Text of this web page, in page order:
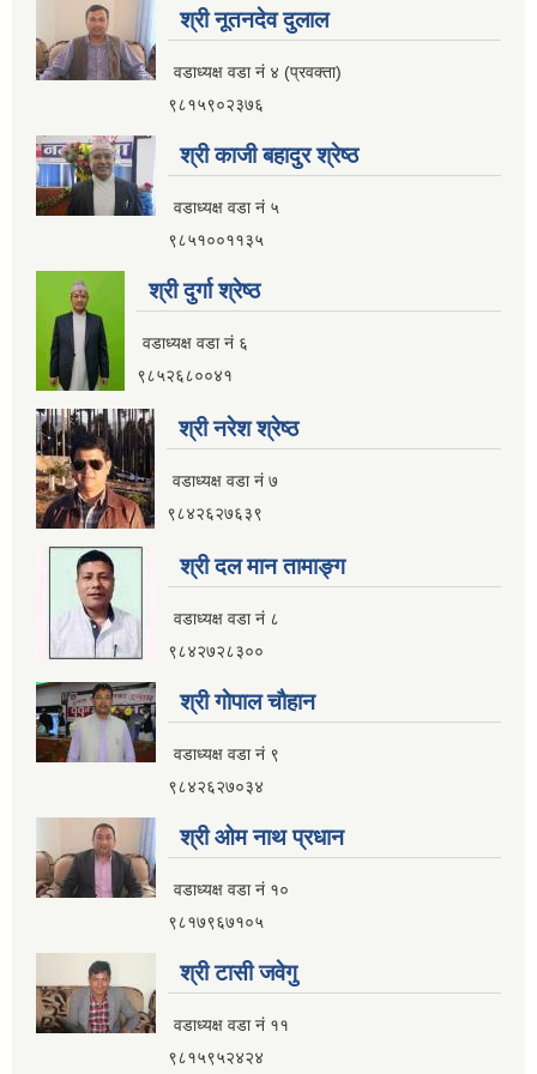
श्री नूतनदेव दुलाल
वडाध्यक्ष वडा नं ४ (प्रवक्ता)
९८१५९०२३७६
श्री काजी बहादुर श्रेष्ठ
वडाध्यक्ष वडा नं ५
९८५१००११३५
श्री दुर्गा श्रेष्ठ
वडाध्यक्ष वडा नं ६
९८५२६८००४१
श्री नरेश श्रेष्ठ
वडाध्यक्ष वडा नं ७
९८४२६२७६३९
श्री दल मान तामाङ्ग
वडाध्यक्ष वडा नं ८
९८४२७२८३००
श्री गाेपाल चाैहान
वडाध्यक्ष वडा नं ९
९८४२६२७०३४
श्री ओम नाथ प्रधान
वडाध्यक्ष वडा नं १०
९८१७९६७१०५
श्री टासी जवेगु
वडाध्यक्ष वडा नं ११
९८१५९५२४२४